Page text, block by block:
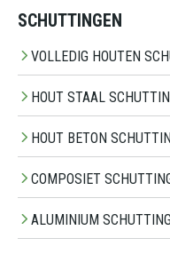
SCHUTTINGEN
VOLLEDIG HOUTEN
HOUT STAAL
HOUT BETON
COMPOSIET
ALUMINIUM SCHUTTING